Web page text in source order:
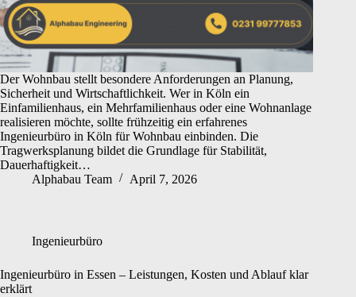
Der Wohnbau stellt besondere Anforderungen an Planung,
Sicherheit und Wirtschaftlichkeit. Wer in Köln ein
Einfamilienhaus, ein Mehrfamilienhaus oder eine Wohnanlage
realisieren möchte, sollte frühzeitig ein erfahrenes
Ingenieurbüro in Köln für Wohnbau einbinden. Die
Tragwerksplanung bildet die Grundlage für Stabilität,
Dauerhaftigkeit…
Alphabau Team
April 7, 2026
Ingenieurbüro
Ingenieurbüro in Essen – Leistungen, Kosten und Ablauf klar
erklärt